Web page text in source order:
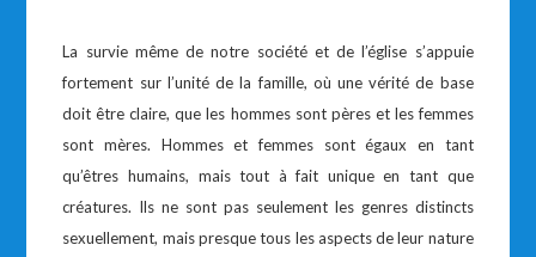
La survie même de notre société et de l’église s’appuie
fortement sur l’unité de la famille, où une vérité de base
doit être claire, que les hommes sont pères et les femmes
sont mères. Hommes et femmes sont égaux en tant
qu’êtres humains, mais tout à fait unique en tant que
créatures. Ils ne sont pas seulement les genres distincts
sexuellement, mais presque tous les aspects de leur nature